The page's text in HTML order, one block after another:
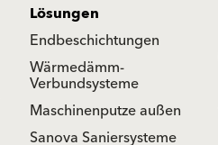
Lösungen
Endbeschichtungen
Wärmedämm-
Verbundsysteme
Maschinenputze außen
Sanova Saniersysteme